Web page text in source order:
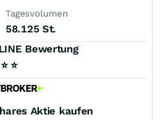
Tagesvolumen
58.125 St.
Bewertung
⭐ ⭐
Aktie kaufen